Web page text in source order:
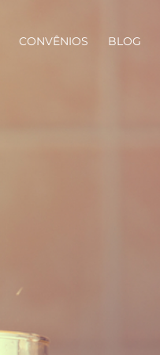
CONVÊNIOS BLOG